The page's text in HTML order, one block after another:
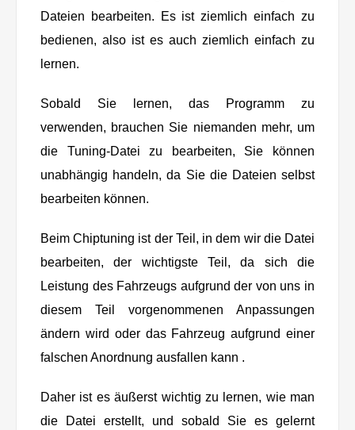
Dateien bearbeiten. Es ist ziemlich einfach zu
bedienen, also ist es auch ziemlich einfach zu
lernen.
Sobald Sie lernen, das Programm zu
verwenden, brauchen Sie niemanden mehr, um
die Tuning-Datei zu bearbeiten, Sie können
unabhängig handeln, da Sie die Dateien selbst
bearbeiten können.
Beim Chiptuning ist der Teil, in dem wir die Datei
bearbeiten, der wichtigste Teil, da sich die
Leistung des Fahrzeugs aufgrund der von uns in
diesem Teil vorgenommenen Anpassungen
ändern wird oder das Fahrzeug aufgrund einer
falschen Anordnung ausfallen kann .
Daher ist es äußerst wichtig zu lernen, wie man
die Datei erstellt, und sobald Sie es gelernt